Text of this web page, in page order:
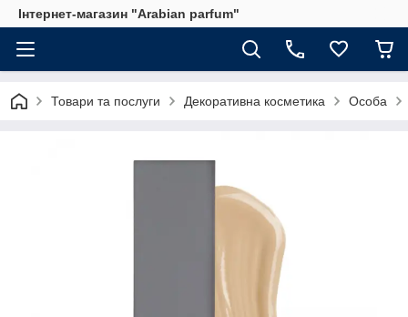
Інтернет-магазин "Arabian parfum"
Товари та послуги Декоративна косметика Особа